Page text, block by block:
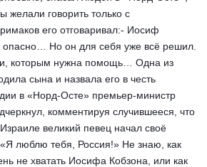
желали говорить только с
его отговаривал:- Иосиф
опасно… Но он для себя уже всё решил.
которым нужна помощь… Одна из
сына и назвала его в честь
в «Норд-Осте» премьер-министр
комментируя случившееся, что
великий певец начал своё
люблю тебя, Россия!» Не знаю, как
не хватать Иосифа Кобзона, или как